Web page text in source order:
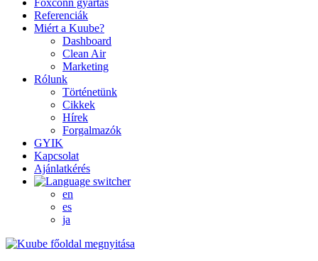
Foxconn gyártás
Referenciák
Miért a Kuube?
Dashboard
Clean Air
Marketing
Rólunk
Történetünk
Cikkek
Hírek
Forgalmazók
GYIK
Kapcsolat
Ajánlatkérés
en
es
ja